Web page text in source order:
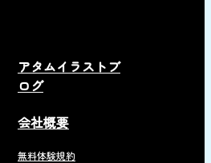
アタムイラストブ
ログ
会社概要
無料体験規約